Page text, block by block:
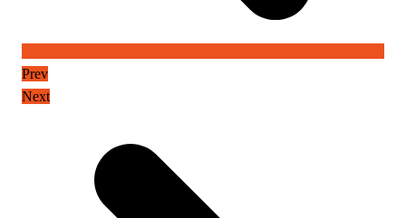
Prev
Next